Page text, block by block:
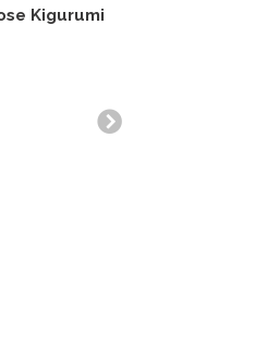
Kigurumi